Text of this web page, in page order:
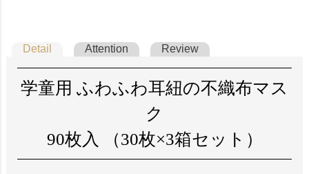
Detail Attention Review
学童用 ふわふわ耳紐の不織布マス
ク
90枚入 （30枚×3箱セット）